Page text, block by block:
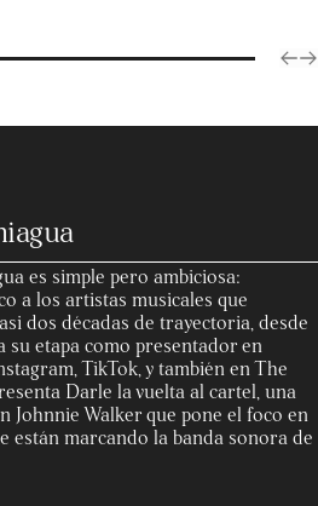
es simple pero ambiciosa:
a los artistas musicales que
dos décadas de trayectoria, desde
su etapa como presentador en
TikTok, y también en The
Darle la vuelta al cartel, una
Johnnie Walker que pone el foco en
están marcando la banda sonora de